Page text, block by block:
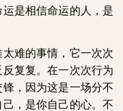
是相信命运的人，是
难的事情，它一次次
复复。在一次次行为
，因为这是一场分不
，是你自己的心。不